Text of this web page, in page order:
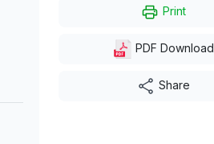
Print
PDF Download
Share